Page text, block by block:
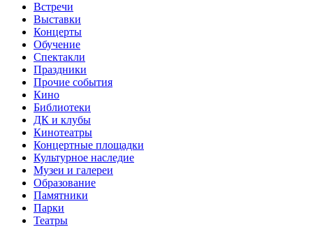
Встречи
Выставки
Концерты
Обучение
Спектакли
Праздники
Прочие события
Кино
Библиотеки
ДК и клубы
Кинотеатры
Концертные площадки
Культурное наследие
Музеи и галереи
Образование
Памятники
Парки
Театры